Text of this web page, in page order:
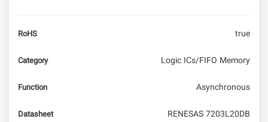
RoHS true
Category Logic ICs/FIFO Memory
Function Asynchronous
Datasheet RENESAS 7203L20DB